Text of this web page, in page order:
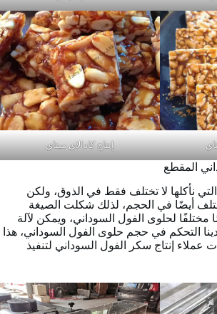
إنتاج كادالاي ميتاي
المقطع
نأكلها لا تختلف فقط في الذوق، ولكن
أيضًا في الحجم، لذلك شكلت الصيغة
مختلفًا لحلوى الفول السوداني، ويمكن لآلة
التحكم في حجم حلوى الفول السوداني، هذا
عملاء إنتاج سكر الفول السوداني لتنفيذ